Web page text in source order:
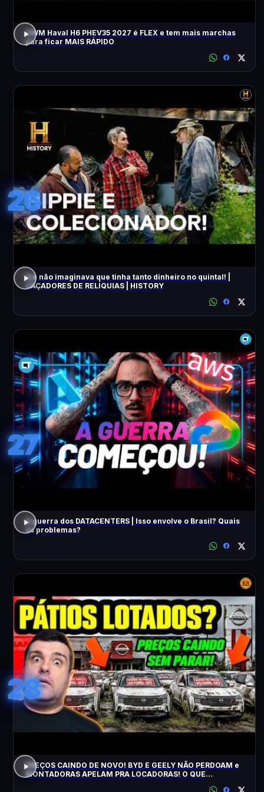
GWM Haval H6 PHEV35 2027 é FLEX e tem mais marchas
para ficar MAIS RÁPIDO
26
Ele não imaginava que tinha tanto dinheiro no quintal! |
CAÇADORES DE RELÍQUIAS | HISTORY
27
A guerra dos DATACENTERS | Isso envolve o Brasil? Quais
os problemas?
28
PREÇOS CAINDO DE NOVO! BYD E GEELY NÃO PERDOAM e
MONTADORAS APELAM PRA LOCADORAS! O QUE